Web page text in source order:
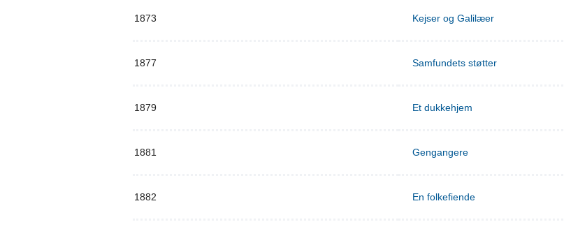
1873 Kejser og Galilæer
1877 Samfundets støtter
1879 Et dukkehjem
1881 Gengangere
1882 En folkefiende